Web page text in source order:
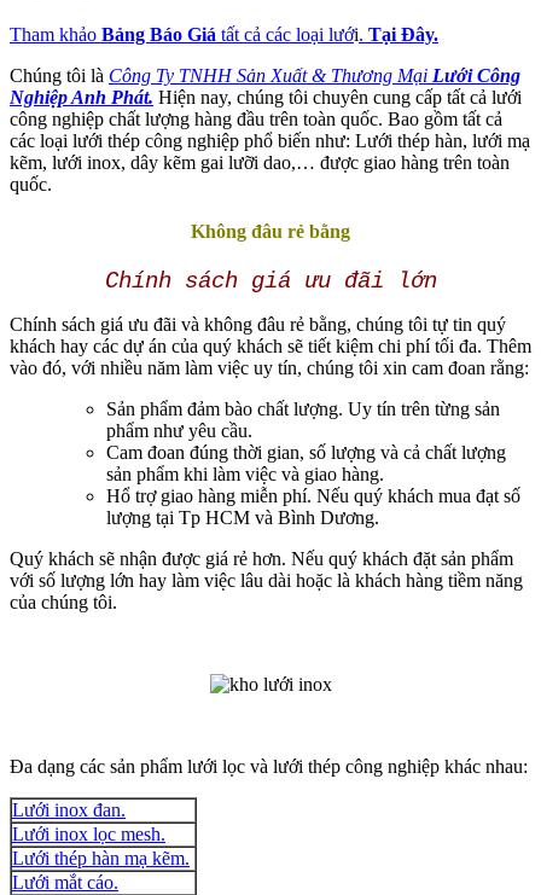
Tham khảo Bảng Báo Giá tất cả các loại lưới. Tại Đây.
Chúng tôi là Công Ty TNHH Sản Xuất & Thương Mại Lưới Công
Nghiệp Anh Phát. Hiện nay, chúng tôi chuyên cung cấp tất cả lưới
công nghiệp chất lượng hàng đầu trên toàn quốc. Bao gồm tất cả
các loại lưới thép công nghiệp phổ biến như: Lưới thép hàn, lưới mạ
kẽm, lưới inox, dây kẽm gai lưỡi dao,… được giao hàng trên toàn
quốc.
Không đâu rẻ bằng
Chính sách giá ưu đãi lớn
Chính sách giá ưu đãi và không đâu rẻ bằng, chúng tôi tự tin quý
khách hay các dự án của quý khách sẽ tiết kiệm chi phí tối đa. Thêm
vào đó, với nhiều năm làm việc uy tín, chúng tôi xin cam đoan rằng:
Sản phẩm đảm bào chất lượng. Uy tín trên từng sản
phẩm như yêu cầu.
Cam đoan đúng thời gian, số lượng và cả chất lượng
sản phẩm khi làm việc và giao hàng.
Hổ trợ giao hàng miễn phí. Nếu quý khách mua đạt số
lượng tại Tp HCM và Bình Dương.
Quý khách sẽ nhận được giá rẻ hơn. Nếu quý khách đặt sản phẩm
với số lượng lớn hay làm việc lâu dài hoặc là khách hàng tiềm năng
của chúng tôi.
Đa dạng các sản phẩm lưới lọc và lưới thép công nghiệp khác nhau:
Lưới inox đan.
Lưới inox lọc mesh.
Lưới thép hàn mạ kẽm.
Lưới mắt cáo.